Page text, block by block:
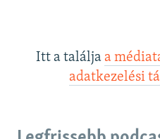
Itt a találja a
adatkezelési